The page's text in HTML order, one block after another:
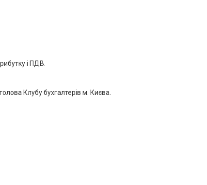
і ПДВ.
Клубу бухгалтерів м. Києва.